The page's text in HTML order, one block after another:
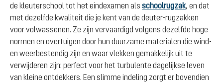
de kleuterschool tot het eindexamen als schoolrugzak, en dat
met dezelfde kwaliteit die je kent van de deuter-rugzakken
voor volwassenen. Ze zijn vervaardigd volgens dezelfde hoge
normen en overtuigen door hun duurzame materialen die wind-
en weerbestendig zijn en waar vlekken gemakkelijk uit te
verwijderen zijn: perfect voor het turbulente dagelijkse leven
van kleine ontdekkers. Een slimme indeling zorgt er bovendien